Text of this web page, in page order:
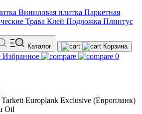
Виниловая плитка Паркетная
Трава Клей Подложка Плинтус
Каталог Корзина
Избранное
0
Tarkett Europlank Exclusive (Европланк)
Oil